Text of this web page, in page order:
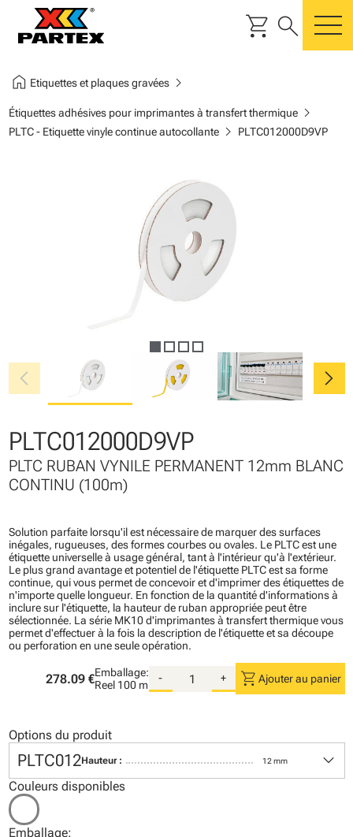
shopping_cart search
home Etiquettes et plaques gravéeschevron_right
Étiquettes adhésives pour imprimantes à transfert thermiquechevron_right
PLTC - Etiquette vinyle continue autocollantechevron_right PLTC012000D9VP
chevron_left chevron_right
PLTC012000D9VP
PLTC RUBAN VYNILE PERMANENT 12mm BLANC
CONTINU (100m)
Solution parfaite lorsqu'il est nécessaire de marquer des surfaces
inégales, rugueuses, des formes courbes ou ovales. Le PLTC est une
étiquette universelle à usage général, tant à l'intérieur qu'à l'extérieur.
Le plus grand avantage et potentiel de l'étiquette PLTC est sa forme
continue, qui vous permet de concevoir et d'imprimer des étiquettes de
n'importe quelle longueur. En fonction de la quantité d'informations à
inclure sur l'étiquette, la hauteur de ruban appropriée peut être
sélectionnée. La série MK10 d'imprimantes à transfert thermique vous
permet d'effectuer à la fois la description de l'étiquette et sa découpe
ou perforation en une seule opération.
278.09 €Emballage:
Reel 100 m
- + shopping_cart Ajouter au panier
Options du produit
PLTC012Hauteur : 12 mm keyboard_arrow_down
Couleurs disponibles
Emballage: